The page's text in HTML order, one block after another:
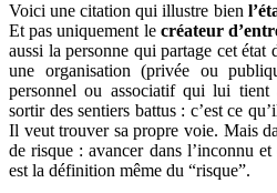
Voici une citation qui illustre bien
Et pas uniquement le créateur
aussi la personne qui partage cet état
une organisation (privée ou
personnel ou associatif qui lui tient
sortir des sentiers battus : c’est ce
Il veut trouver sa propre voie. Mais
de risque : avancer dans l’inconnu
est la définition même du “risque”.